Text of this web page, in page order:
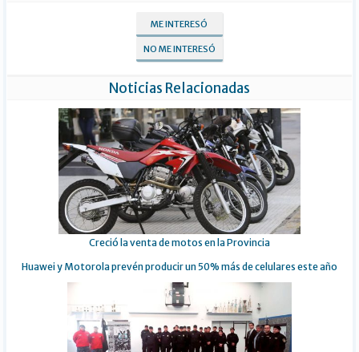
ME INTERESÓ
NO ME INTERESÓ
Noticias Relacionadas
Creció la venta de motos en la Provincia
Huawei y Motorola prevén producir un 50% más de celulares este año